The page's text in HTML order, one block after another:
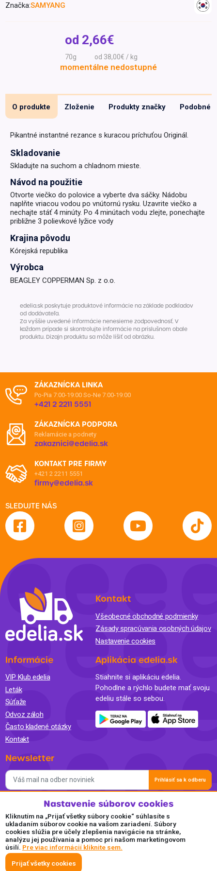
Drogéria a kozmetika
Domáci miláčikovia
Lekáreň
Značka:SAMYANG
od 2,66€
70g od 38,00€ / kg
momentálne nedostupné
O produkte Zloženie Produkty značky Podobné
Pikantné instantné rezance s kuracou príchuťou Originál.
Skladovanie
Skladujte na suchom a chladnom mieste.
Návod na použitie
Otvor­te viečko do polovice a vyberte dva sáčky. Nádobu
naplňte vriacou vodou po vnútornú rysku. Uzavrite viečko a
nechajte stáť 4 minúty. Po 4 minútach vodu zlejte, ponechajte
približne 3 polievkové lyžice vody
Krajina pôvodu
Kórejská republika
Výrobca
BEAGLEY COPPERMAN Sp. z o.o.
edelia.sk poskytuje produktové informácie na základe podkladov
od dodávateľa.
Za vyššie uvedené informácie nenesieme zodpovednosť. V
každom prípade si skontrolujte informácie na príslušnom obale
produktu. Dizajn produktu sa môže líšiť od obrázku.
ZÁKAZNÍCKA LINKA
Po-Pia 7:00-19:00 So-Ne 7:00-19:00
+421 2 2211 5551
ZÁKAZNÍCKA PODPORA
Reklamácie a podnety
zakaznici@edelia.sk
KONTAKT PRE FIRMY
+421 2 2211 5551
firmy@edelia.sk
SLEDUJTE NÁS
Kontakt
Všeobecné obchodné podmienky
Zásady spracúvania osobných údajov
Nastavenie cookies
Informácie
VIP Klub edelia
Leták
Súťaže
Odvoz záloh
Často kladené otázky
Kontakt
Aplikácia edelia.sk
Stiahnite si aplikáciu edelia.
Pohodlne a rýchlo budete mať svoju
edeliu stále so sebou.
Newsletter
Prihlásiť sa k odberu
Súhlasím so spracovaním osobných údajov a so zasielaním
newslettra na marketingové účely a oboznámil som sa so
Zásadami ochrany osobných údajov.
Akceptujeme
Plaťte pohodlne a bezpečne online.
Nastavenie súborov cookies
Kliknutím na „Prijať všetky súbory cookie“ súhlasíte s
ukladaním súborov cookie na vašom zariadení. Súbory
cookies slúžia pre účely zlepšenia navigácie na stránke,
analýzu jej používania a pomoc pri našom marketingovom
úsilí. Pre viac informácií kliknite sem.
Prijať všetky cookies